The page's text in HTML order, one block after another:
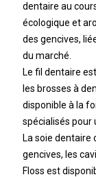
dentaire au
écologique et
des gencives,
du marché.
Le fil dentaire
les brosses à
disponible à la
spécialisés pour
La soie dentaire
gencives, les
Floss est